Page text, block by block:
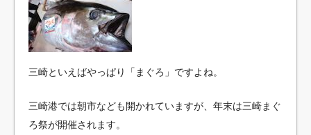
三崎といえばやっぱり「まぐろ」ですよね。
三崎港では朝市なども開かれていますが、年末は三崎まぐ
ろ祭が開催されます。